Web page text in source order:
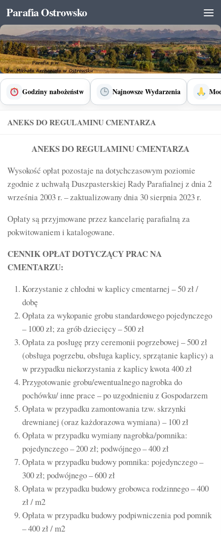
Skip to content
Parafia Ostrowsko
Godziny nabożeństw Najnowsze Wydarzenia
ANEKS DO REGULAMINU CMENTARZA
ANEKS DO REGULAMINU CMENTARZA
Wysokość opłat pozostaje na dotychczasowym poziomie
zgodnie z uchwałą Duszpasterskiej Rady Parafialnej z dnia 2
września 2003 r. – zaktualizowany dnia 30 sierpnia 2023 r.
Opłaty są przyjmowane przez kancelarię parafialną za
pokwitowaniem i katalogowane.
CENNIK OPŁAT DOTYCZĄCY PRAC NA
CMENTARZU:
Korzystanie z chłodni w kaplicy cmentarnej – 50 zł /
dobę
Opłata za wykopanie grobu standardowego pojedynczego
– 1000 zł; za grób dziecięcy – 500 zł
Opłata za posługę przy ceremonii pogrzebowej – 500 zł
(obsługa pogrzebu, obsługa kaplicy, sprzątanie kaplicy) a
w przypadku niekorzystania z kaplicy kwota 400 zł
Przygotowanie grobu/ewentualnego nagrobka do
pochówku/ inne prace – po uzgodnieniu z Gospodarzem
Opłata w przypadku zamontowania tzw. skrzynki
drewnianej (oraz każdorazowa wymiana) – 100 zł
Opłata w przypadku wymiany nagrobka/pomnika:
pojedynczego – 200 zł; podwójnego – 400 zł
Opłata w przypadku budowy pomnika: pojedynczego –
300 zł; podwójnego – 600 zł
Opłata w przypadku budowy grobowca rodzinnego – 400
zł / m2
Opłata w przypadku budowy podpiwniczenia pod pomnik
– 400 zł / m2